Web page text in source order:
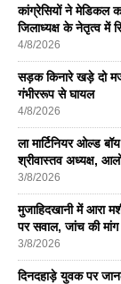
कांग्रेसियों ने मेडिकल
जिलाध्यक्ष के नेतृत्व में
4/8/2026
सड़क किनारे खड़े दो
गंभीररूप से घायल
4/8/2026
ला मार्टिनियर ओल्ड
श्रीवास्तव अध्यक्ष,
3/8/2026
मुजाहिदखानी में आरा
पर सवाल, जांच की मांग
3/8/2026
दिनदहाड़े युवक पर